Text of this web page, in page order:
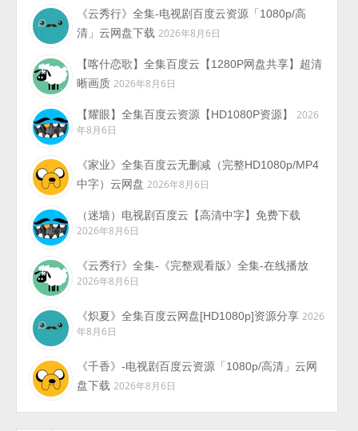
《云秀行》全集-电视剧百度云资源「1080p/高
清」云网盘下载 2026年8月6日
【喀什恋歌】全集百度云【1280P网盘共享】超清
晰画质 2026年8月6日
【耀眼】全集百度云资源【HD1080P资源】
2026
年8月6日
《家业》全集百度云无删减（完整HD1080p/MP4
中字）云网盘 2026年8月6日
（迷墙）电视剧百度云【高清中字】免费下载
2026年8月6日
《云秀行》全集-《完整观看版》全集-在线播放
2026年8月6日
《炽夏》全集百度云网盘[HD1080p]资源分享 2026
年8月6日
《千香》-电视剧百度云资源「1080p/高清」云网
盘下载 2026年8月6日